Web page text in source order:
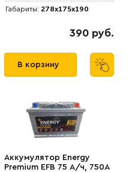
Габариты: 278x175x190
390 руб.
В корзину
Аккумулятор Energy
Premium EFB 75 А/ч, 750A